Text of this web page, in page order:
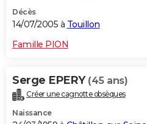
Décès
14/07/2005 à Touillon
Famille PION
Serge EPERY (45 ans)
Créer une cagnotte obsèques
Naissance